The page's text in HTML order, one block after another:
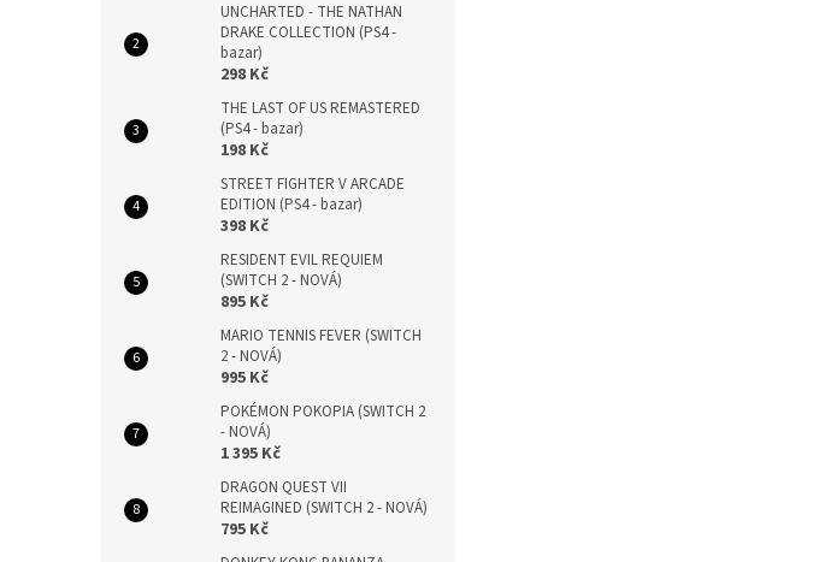
UNCHARTED - THE NATHAN
DRAKE COLLECTION (PS4 -
bazar)
298 Kč
THE LAST OF US REMASTERED
(PS4 - bazar)
198 Kč
STREET FIGHTER V ARCADE
EDITION (PS4 - bazar)
398 Kč
RESIDENT EVIL REQUIEM
(SWITCH 2 - NOVÁ)
895 Kč
MARIO TENNIS FEVER (SWITCH
2 - NOVÁ)
995 Kč
POKÉMON POKOPIA (SWITCH 2
- NOVÁ)
1 395 Kč
DRAGON QUEST VII
REIMAGINED (SWITCH 2 - NOVÁ)
795 Kč